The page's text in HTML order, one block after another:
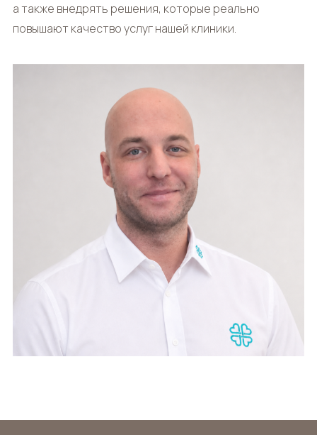
а также внедрять решения, которые реально
повышают качество услуг нашей клиники.